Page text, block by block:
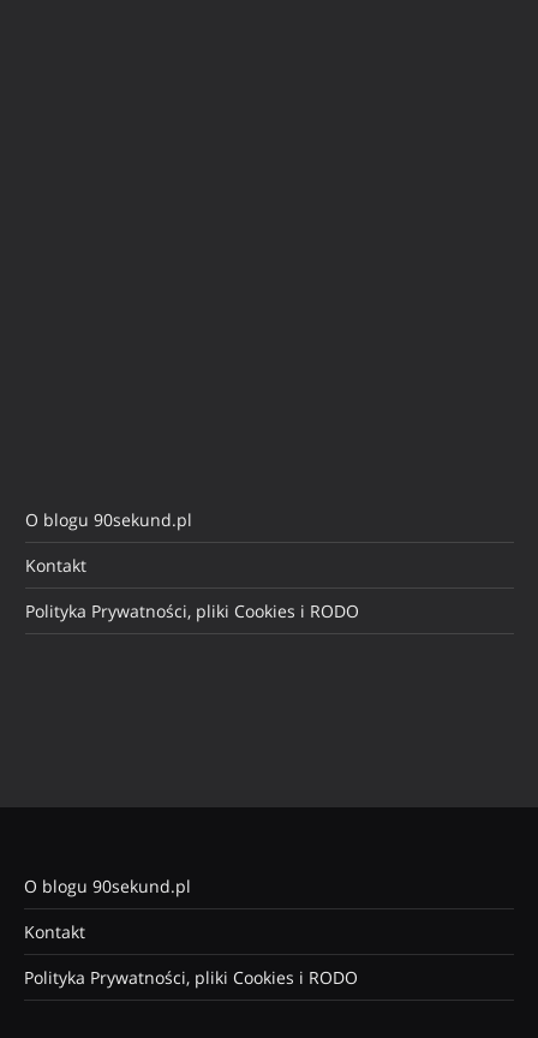
O blogu 90sekund.pl
Kontakt
Polityka Prywatności, pliki Cookies i RODO
O blogu 90sekund.pl
Kontakt
Polityka Prywatności, pliki Cookies i RODO